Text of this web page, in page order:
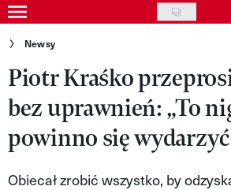
Skip
to
content
Gwiazdy
Ludzie
Moda
Uroda
Styl życia
Newsy
Piotr Kraśko
bez uprawnień: „To
powinno się
Obiecał zrobić wszystko, by